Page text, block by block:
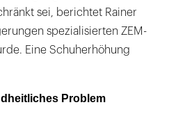
sei, berichtet Rainer
spezialisierten ZEM-
Eine Schuherhöhung
Problem